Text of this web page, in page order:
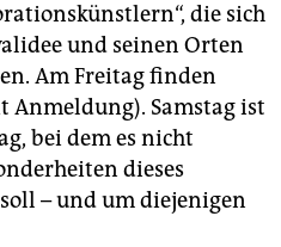
die sich
und seinen Orten
Am Freitag finden
Anmeldung). Samstag ist
bei dem es nicht
dieses
– und um diejenigen